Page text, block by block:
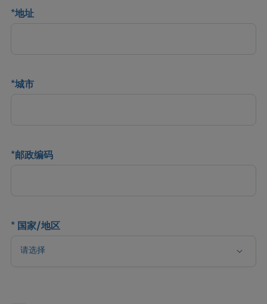
*地址
*城市
*邮政编码
* 国家/地区
请选择